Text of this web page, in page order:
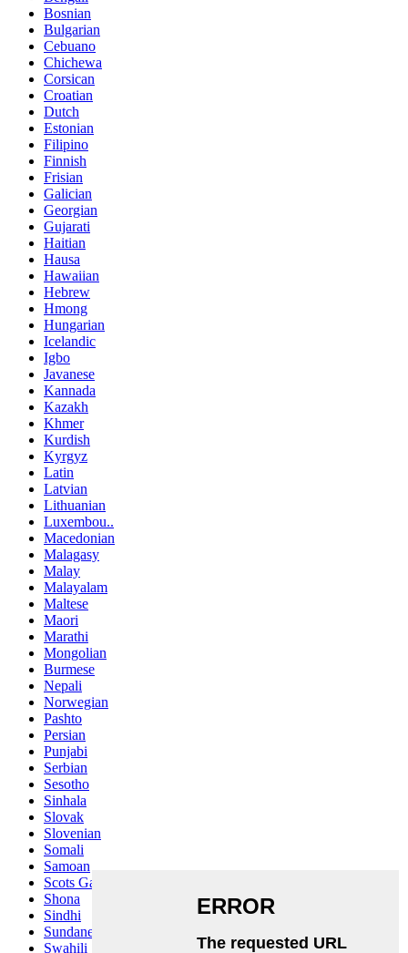
Bosnian
Bulgarian
Cebuano
Chichewa
Corsican
Croatian
Dutch
Estonian
Filipino
Finnish
Frisian
Galician
Georgian
Gujarati
Haitian
Hausa
Hawaiian
Hebrew
Hmong
Hungarian
Icelandic
Igbo
Javanese
Kannada
Kazakh
Khmer
Kurdish
Kyrgyz
Latin
Latvian
Lithuanian
Luxembou..
Macedonian
Malagasy
Malay
Malayalam
Maltese
Maori
Marathi
Mongolian
Burmese
Nepali
Norwegian
Pashto
Persian
Punjabi
Serbian
Sesotho
Sinhala
Slovak
Slovenian
Somali
Samoan
Scots Gaelic
Shona
Sindhi
Sundanese
Swahili